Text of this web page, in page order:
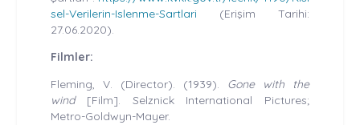
sel-Verilerin-Islenme-Sartlari (Erişim Tarihi:
27.06.2020).
Filmler:
Fleming, V. (Director). (1939). Gone with the
wind[Film]. Selznick International Pictures;
Metro-Goldwyn-Mayer.